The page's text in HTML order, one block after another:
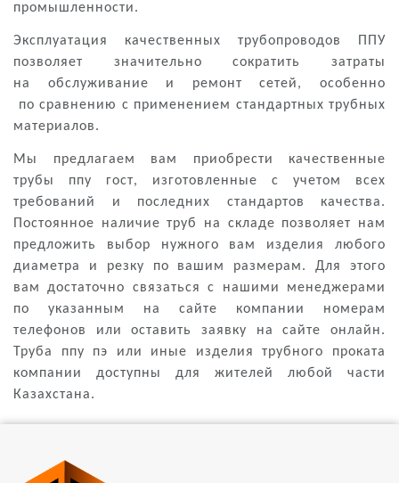
промышленности.
Эксплуатация качественных трубопроводов ППУ
позволяет значительно сократить затраты
на обслуживание и ремонт сетей, особенно
по сравнению с применением стандартных трубных
материалов.
Мы предлагаем вам приобрести качественные
трубы ппу гост, изготовленные с учетом всех
требований и последних стандартов качества.
Постоянное наличие труб на складе позволяет нам
предложить выбор нужного вам изделия любого
диаметра и резку по вашим размерам. Для этого
вам достаточно связаться с нашими менеджерами
по указанным на сайте компании номерам
телефонов или оставить заявку на сайте онлайн.
Труба ппу пэ или иные изделия трубного проката
компании доступны для жителей любой части
Казахстана.